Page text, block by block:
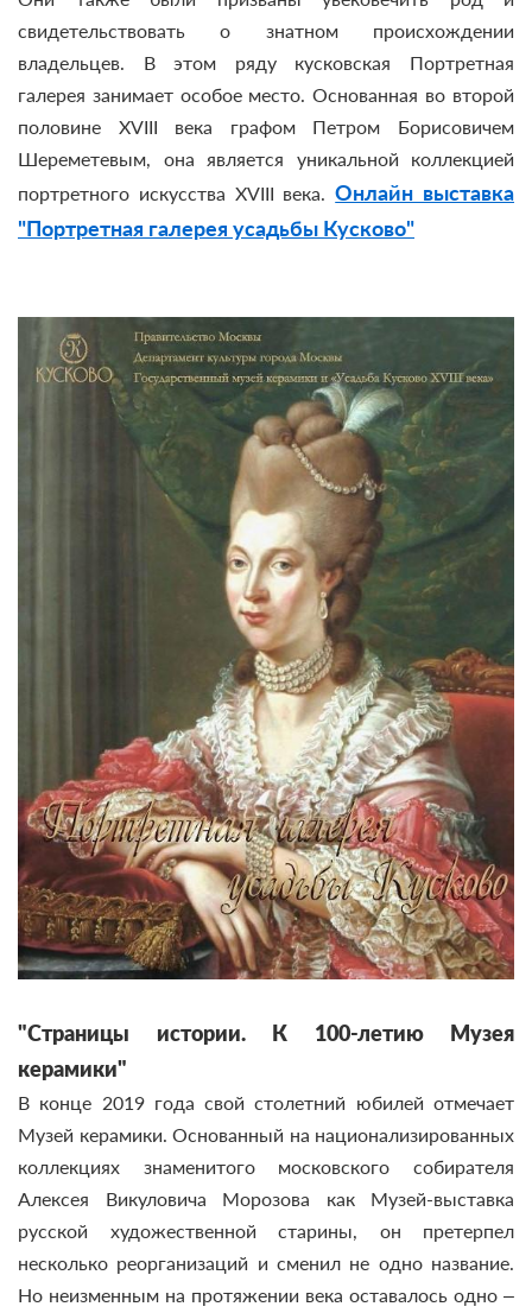
свидетельствовать о знатном происхождении
владельцев. В этом ряду кусковская Портретная
галерея занимает особое место. Основанная во второй
половине XVIII века графом Петром Борисовичем
Шереметевым, она является уникальной коллекцией
портретного искусства XVIII века.Онлайн выставка
"Портретная галерея усадьбы Кусково"
"Страницы истории. К 100-летию Музея
керамики"
В конце 2019 года свой столетний юбилей отмечает
Музей керамики. Основанный на национализированных
коллекциях знаменитого московского собирателя
Алексея Викуловича Морозова как Музей-выставка
русской художественной старины, он претерпел
несколько реорганизаций и сменил не одно название.
Но неизменным на протяжении века оставалось одно –